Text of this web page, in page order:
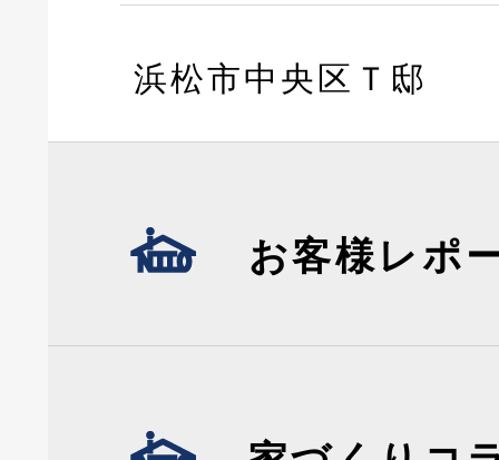
浜松市中央区Ｔ邸
お客様レポ